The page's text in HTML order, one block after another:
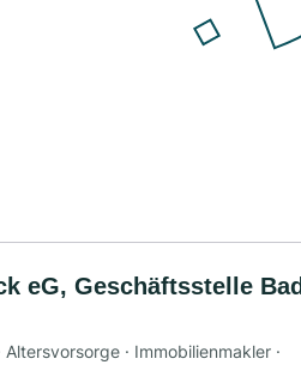
eG, Geschäftsstelle Bad
· Immobilienmakler ·